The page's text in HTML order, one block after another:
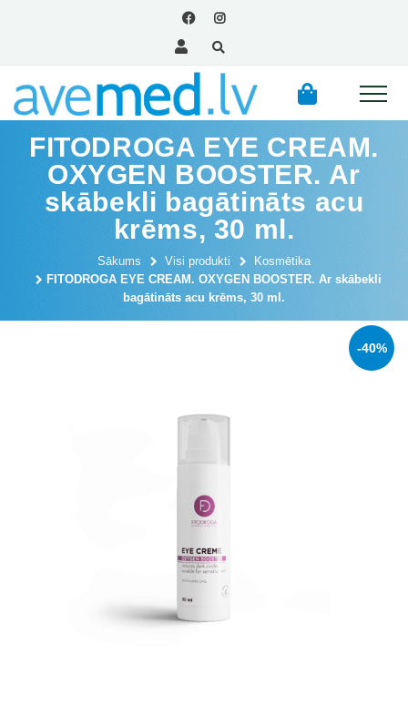
FITODROGA EYE CREAM.
OXYGEN BOOSTER. Ar
skābekli bagātināts acu
krēms, 30 ml.
Sākums Visi produkti
Kosmētika
FITODROGA EYE CREAM. OXYGEN BOOSTER. Ar skābekli
bagātināts acu krēms, 30 ml.
-40%